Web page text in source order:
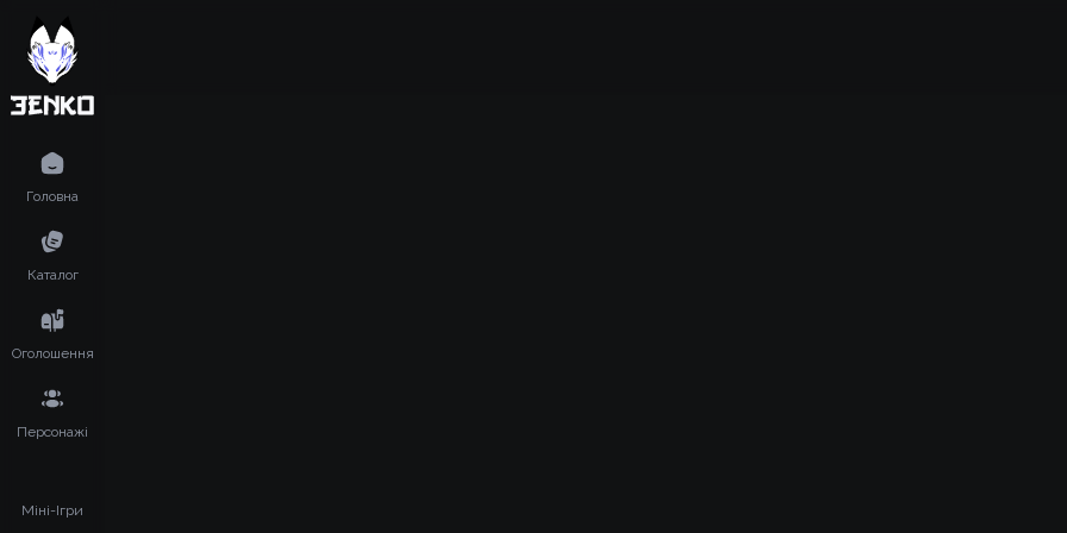
Головна
Каталог
Оголошення
Персонажі
Міні-Ігри